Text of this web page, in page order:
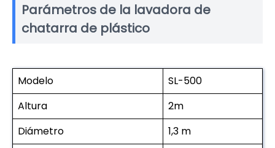
Parámetros de la lavadora de
chatarra de plástico
Modelo
SL-500
Altura
2m
Diámetro
1,3 m